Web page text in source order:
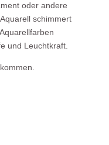
oder andere
schimmert
und Leuchtkraft.